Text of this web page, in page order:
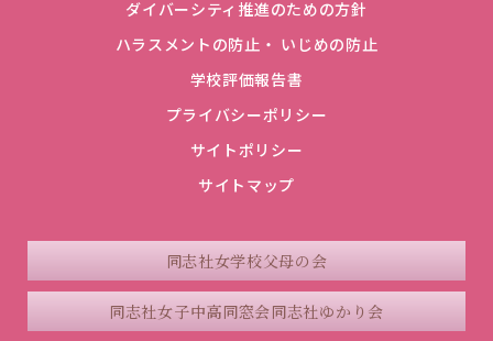
ダイバーシティ推進のための方針
ハラスメントの防止・ いじめの防止
学校評価報告書
プライバシーポリシー
サイトポリシー
サイトマップ
同志社女学校父母の会
同志社女子中高同窓会同志社ゆかり会